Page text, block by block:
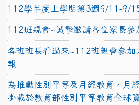
112學年度上學期第3週9/11-9/
112班親會~誠摯邀請各位家長參
各班班長看過來~112班親會參加
報
為推動性別平等及月經教育，月
掛載於教育部性別平等教育全球